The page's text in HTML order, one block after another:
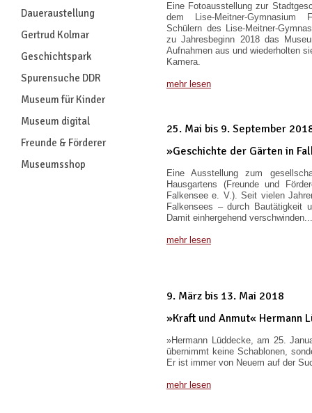
Daueraustellung
Gertrud Kolmar
Geschichtspark
Spurensuche DDR
Museum für Kinder
Museum digital
Freunde & Förderer
Museumsshop
Eine Fotoausstellung zur
dem Lise-Meitner-Gymnasium
Schülern des Lise-Meitner-
zu Jahresbeginn 2018 das
Aufnahmen aus und wiederholten
Kamera.
mehr lesen
25. Mai bis 9. September
»Geschichte der Gärten in
Eine Ausstellung zum
Hausgartens (Freunde und
Falkensee e. V.). Seit vielen
Falkensees – durch Bautätigkeit
Damit einhergehend verschwinden...
mehr lesen
9. März bis 13. Mai 2018
»Kraft und Anmut« Hermann
»Hermann Lüddecke, am 25.
übernimmt keine Schablonen,
Er ist immer von Neuem auf der
mehr lesen